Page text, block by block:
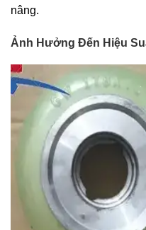
nâng.
Ảnh Hưởng Đến Hiệu